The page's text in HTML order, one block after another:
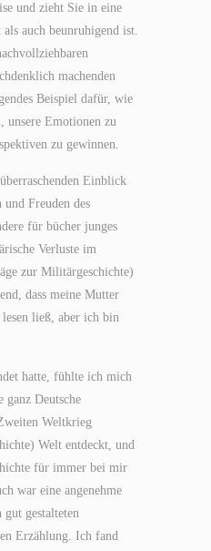
und zieht Sie in eine
auch beunruhigend ist.
machenden
Beispiel dafür, wie
unsere Emotionen zu
zu gewinnen.
Einblick
Freuden des
für bücher junges
Verluste im
zur Militärgeschichte)
dass meine Mutter
ließ, aber ich bin
hatte, fühlte ich mich
ganz Deutsche
Weltkrieg
Welt entdeckt, und
für immer bei mir
war eine angenehme
gut gestalteten
Erzählung. Ich fand